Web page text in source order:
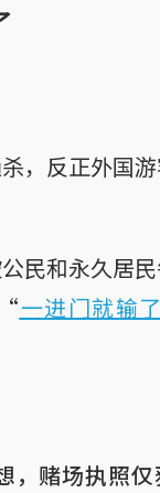
，反正外国
民和永久居
一进门就输
，赌场执照仅